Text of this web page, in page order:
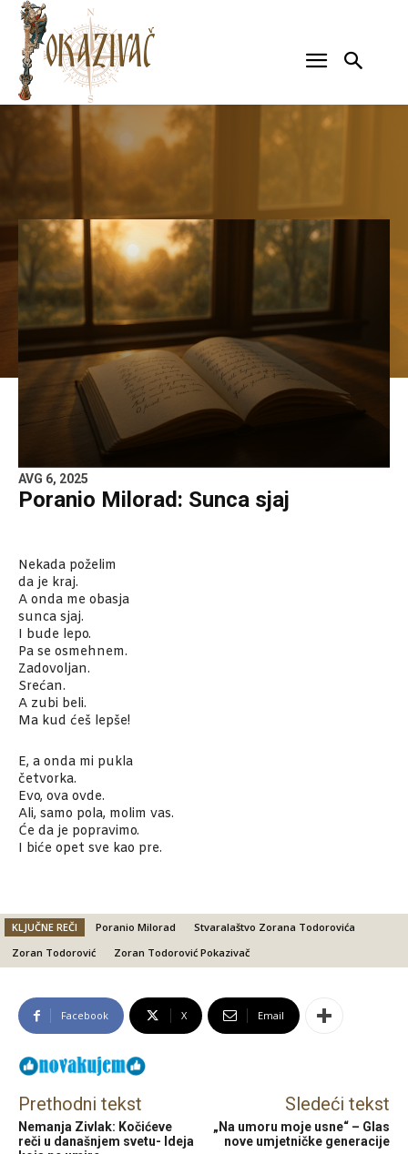
AVG 6, 2025
Poranio Milorad: Sunca sjaj
Nekada poželim
da je kraj.
A onda me obasja
sunca sjaj.
I bude lepo.
Pa se osmehnem.
Zadovoljan.
Srećan.
A zubi beli.
Ma kud ćeš lepše!
E, a onda mi pukla
četvorka.
Evo, ova ovde.
Ali, samo pola, molim vas.
Će da je popravimo.
I biće opet sve kao pre.
KLJUČNE REČI Poranio Milorad
Stvaralaštvo Zorana Todorovića
Zoran Todorović
Zoran Todorović Pokazivač
Facebook X Email
Prethodni tekst
Nemanja Zivlak: Kočićeve
reči u današnjem svetu- Ideja
Sledeći tekst
„Na umoru moje usne“ – Glas
nove umjetničke generacije